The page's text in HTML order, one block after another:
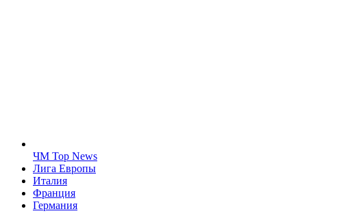
ЧМ Top News
Лига Европы
Италия
Франция
Германия